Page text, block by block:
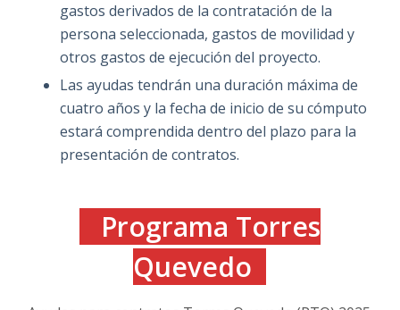
gastos derivados de la contratación de la
persona seleccionada, gastos de movilidad y
otros gastos de ejecución del proyecto.
Las ayudas tendrán una duración máxima de
cuatro años y la fecha de inicio de su cómputo
estará comprendida dentro del plazo para la
presentación de contratos.
Programa Torres
Quevedo